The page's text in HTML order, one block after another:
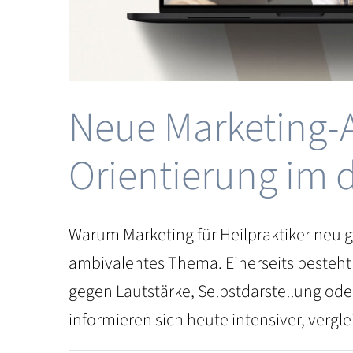
Neue
Orientierung im
Warum Marketing für Heilpraktiker neu
ambivalentes Thema. Einerseits
gegen Lautstärke, Selbstdarstellung
informieren sich heute intensiver,